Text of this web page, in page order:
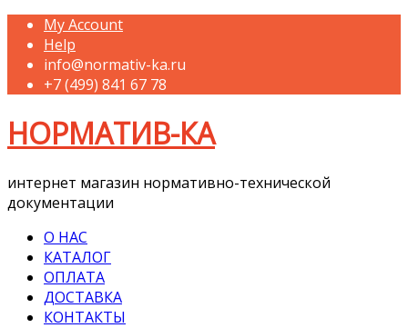
My Account
Help
info@normativ-ka.ru
+7 (499) 841 67 78
НОРМАТИВ-КА
интернет магазин нормативно-технической
документации
О НАС
КАТАЛОГ
ОПЛАТА
ДОСТАВКА
КОНТАКТЫ